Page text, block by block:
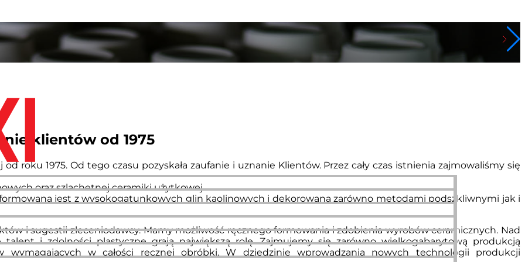
klientów od 1975
roku 1975. Od tego czasu pozyskała zaufanie i uznanie Klientów. Przez cały czas istnienia zajmowaliśmy się
oraz szlachetnej ceramiki użytkowej.
jest z wysokogatunkowych glin kaolinowych i dekorowana zarówno metodami podszkliwnymi jak i
i sugestii zleceniodawcy. Mamy możliwość ręcznego formowania i zdobienia wyrobów ceramicznych. Nad
i zdolności plastyczne grają największą rolę. Zajmujemy się zarówno wielkogabarytową produkcją
w całości ręcznej obróbki. W dziedzinie wprowadzania nowych technologii produkcji